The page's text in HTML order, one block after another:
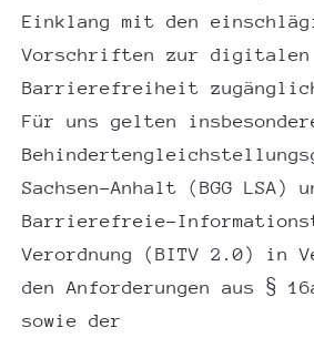
Einklang mit den
Vorschriften zur digitalen
Barrierefreiheit zugänglich
Für uns gelten
Sachsen-Anhalt (BGG LSA)
Barrierefreie-
Verordnung (BITV 2.0) in
den Anforderungen aus §
sowie der